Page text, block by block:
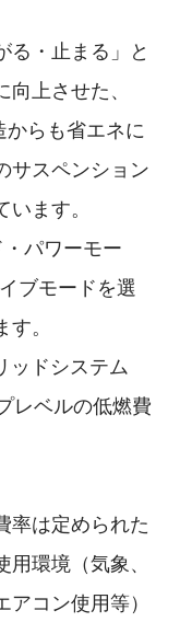
る・止まる」と
上させた、
からも省エネに
サスペンション
ます。
パワーモー
ブモードを選
。
ッドシステム
レベルの低燃費
率は定められた
環境（気象、
コン使用等）